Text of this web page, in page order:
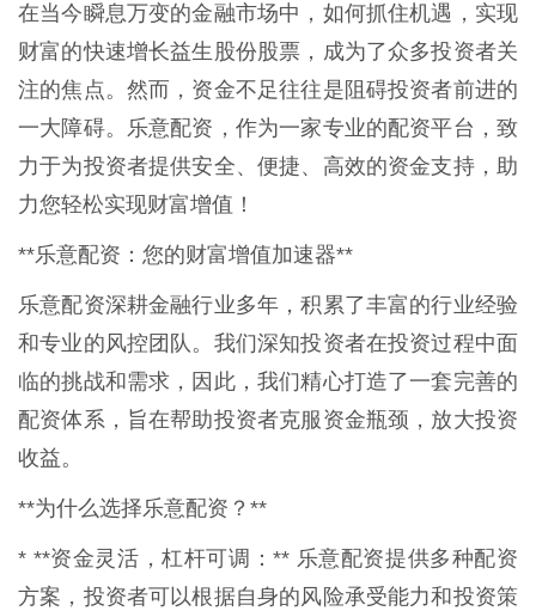
在当今瞬息万变的金融市场中，如何抓住机遇，实现
财富的快速增长益生股份股票，成为了众多投资者关
注的焦点。然而，资金不足往往是阻碍投资者前进的
一大障碍。乐意配资，作为一家专业的配资平台，致
力于为投资者提供安全、便捷、高效的资金支持，助
力您轻松实现财富增值！
**乐意配资：您的财富增值加速器**
乐意配资深耕金融行业多年，积累了丰富的行业经验
和专业的风控团队。我们深知投资者在投资过程中面
临的挑战和需求，因此，我们精心打造了一套完善的
配资体系，旨在帮助投资者克服资金瓶颈，放大投资
收益。
**为什么选择乐意配资？**
* **资金灵活，杠杆可调：** 乐意配资提供多种配资
方案，投资者可以根据自身的风险承受能力和投资策